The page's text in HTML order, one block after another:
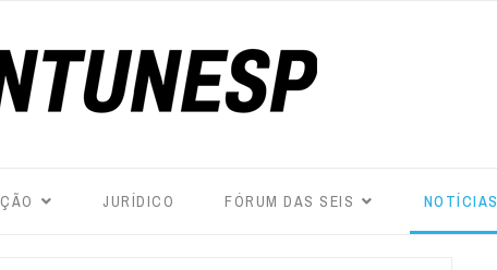
JURÍDICO FÓRUM DAS SEIS NOTÍCIAS